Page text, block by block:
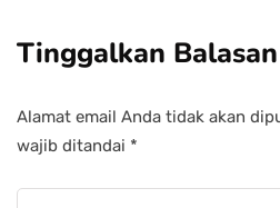
Tinggalkan Balasan
Alamat email Anda tidak akan
wajib ditandai *